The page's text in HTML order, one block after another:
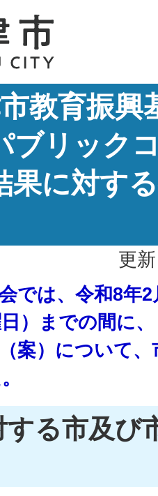
教育振興
ブリック
果に対す
更
では、令和8年
）までの間に
案）について
する市及び